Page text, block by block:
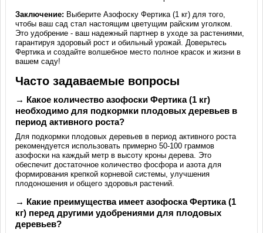
Заключение: Выберите Азофоску Фертика (1 кг) для того,
чтобы ваш сад стал настоящим цветущим райским уголком.
Это удобрение - ваш надежный партнер в уходе за растениями,
гарантируя здоровый рост и обильный урожай. Доверьтесь
Фертика и создайте волшебное место полное красок и жизни в
вашем саду!
Часто задаваемые вопросы
→ Какое количество азофоски Фертика (1 кг)
необходимо для подкормки плодовых деревьев в
период активного роста?
Для подкормки плодовых деревьев в период активного роста
рекомендуется использовать примерно 50-100 граммов
азофоски на каждый метр в высоту кроны дерева. Это
обеспечит достаточное количество фосфора и азота для
формирования крепкой корневой системы, улучшения
плодоношения и общего здоровья растений.
→ Какие преимущества имеет азофоска Фертика (1
кг) перед другими удобрениями для плодовых
деревьев?